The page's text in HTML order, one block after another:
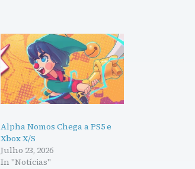
Alpha Nomos Chega a PS5 e
Xbox X/S
Julho 23, 2026
In "Notícias"